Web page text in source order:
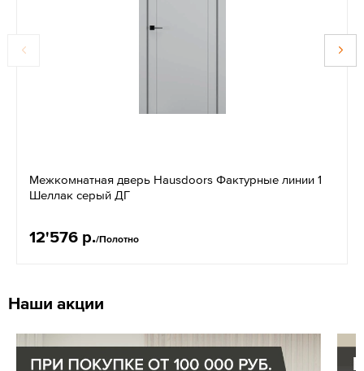
Межкомнатная дверь Hausdoors Фактурные линии 1
Шеллак серый ДГ
12'576 р./Полотно
Наши акции